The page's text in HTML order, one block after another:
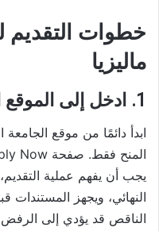
خطوات التقديم
ماليزيا
1. ادخل إلى الموقع الرسمي للجامعة
ابدأ دائمًا من موقع
يجب أن يفهم عملية
النهائي، ويجهز
الناقص قد يؤدي إلى الرفض